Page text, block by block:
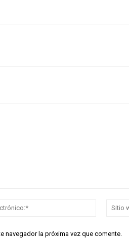
Correo
navegador la próxima vez que comente.